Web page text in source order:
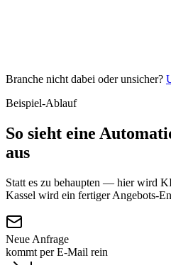
Branche nicht dabei oder unsicher?
Beispiel-Ablauf
So sieht eine
aus
Statt es zu behaupten — hier wird
Kassel wird ein fertiger Angebots-
Neue Anfrage
kommt per E-Mail rein